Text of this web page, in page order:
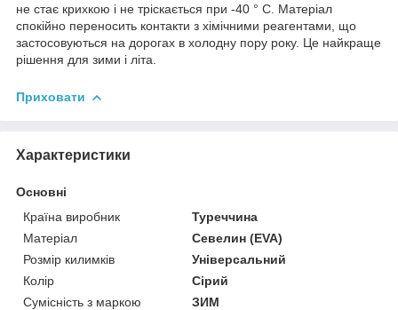
не стає крихкою і не тріскається при -40 ° С. Матеріал
спокійно переносить контакти з хімічними реагентами, що
застосовуються на дорогах в холодну пору року. Це найкраще
рішення для зими і літа.
Приховати
Характеристики
Основні
Країна виробник
Туреччина
Матеріал
Севелин (EVA)
Розмір килимків
Універсальний
Колір
Сірий
Сумісність з маркою
ЗИМ